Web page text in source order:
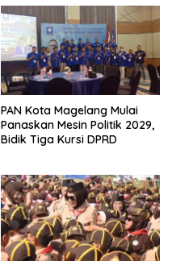
PAN Kota Magelang Mulai
Panaskan Mesin Politik 2029,
Bidik Tiga Kursi DPRD